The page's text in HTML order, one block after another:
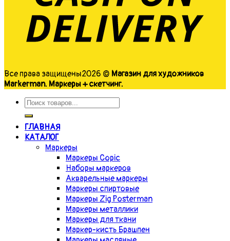
Все права защищены2026 © Магазин для художников
Markerman. Маркеры + скетчинг.
ГЛАВНАЯ
КАТАЛОГ
Маркеры
Маркеры Copic
Наборы маркеров
Акварельные маркеры
Маркеры спиртовые
Маркеры Zig Posterman
Маркеры металлики
Маркеры для ткани
Маркер-кисть Брашпен